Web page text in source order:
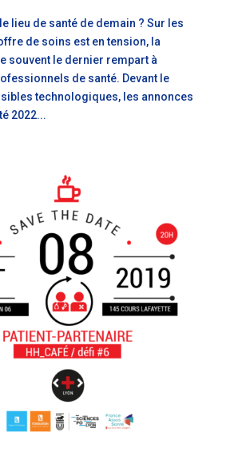
lieu de santé de demain ? Sur les
de soins est en tension, la
souvent le dernier rempart à
de santé. Devant le
technologiques, les annonces
2022...